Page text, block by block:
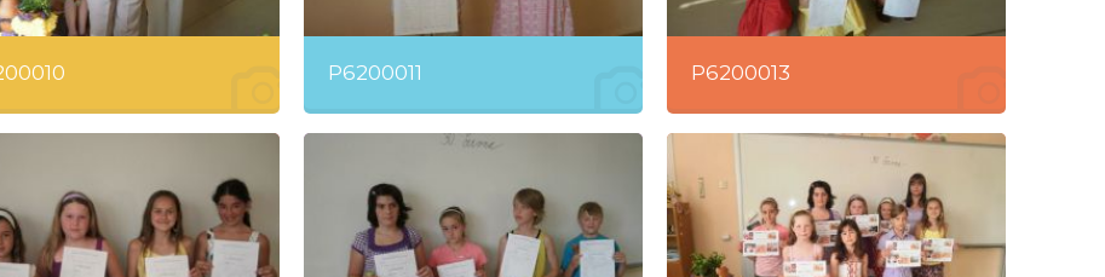
P6200011 P6200013